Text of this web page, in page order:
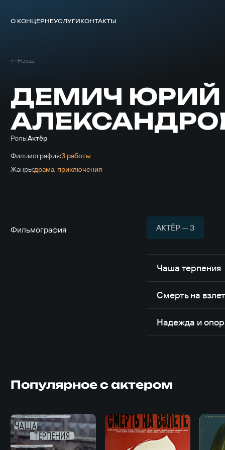
О КОНЦЕРНЕУСЛУГИКОНТАКТЫ
Назад
ДЕМИЧ ЮРИЙ
Роль:Актёр
Фильмография:3 работы
Жанры:драма, приключе­ния
Фильмография АКТЁР — 3
Чаша терпения
Смерть на
Надежда и
Популярное с актером